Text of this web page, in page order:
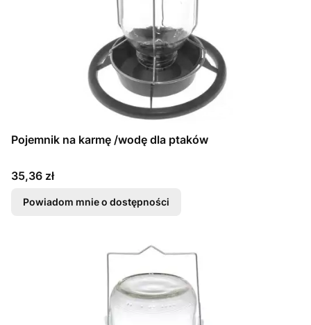
Pojemnik na karmę /wodę dla ptaków
Cena
35,36 zł
Powiadom mnie o dostępności